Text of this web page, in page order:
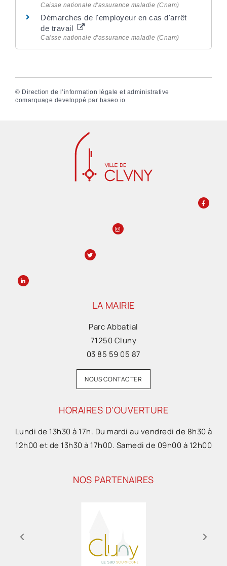
Caisse nationale d'assurance maladie (Cnam)
Démarches de l'employeur en cas d'arrêt
de travail
Caisse nationale d'assurance maladie (Cnam)
© Direction de l’information légale et administrative
comarquage developpé par baseo.io
LA MAIRIE
Parc Abbatial
71250 Cluny
03 85 59 05 87
NOUS CONTACTER
HORAIRES D'OUVERTURE
Lundi de 13h30 à 17h. Du mardi au vendredi de 8h30 à
12h00 et de 13h30 à 17h00. Samedi de 09h00 à 12h00
NOS PARTENAIRES